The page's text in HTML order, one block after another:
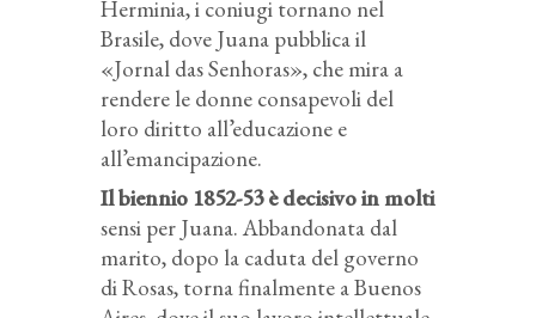
Herminia, i coniugi tornano nel
Brasile, dove Juana pubblica il
«Jornal das Senhoras», che mira a
rendere le donne consapevoli del
loro diritto all’educazione e
all’emancipazione.
Il biennio 1852-53 è decisivo in molti
sensi per Juana. Abbandonata dal
marito, dopo la caduta del governo
di Rosas, torna finalmente a Buenos